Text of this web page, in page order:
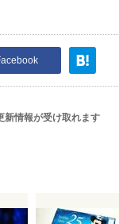
新情報が受け取れます